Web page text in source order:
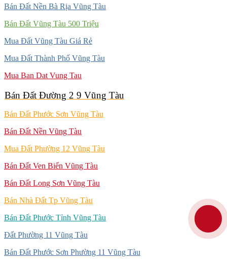
Bán Đất Nền Bà Rịa Vũng Tàu
Bán Đất Vũng Tàu 500 Triệu
Mua Đất Vũng Tàu Giá Rẻ
Mua Đất Thành Phố Vũng Tàu
Mua Ban Dat Vung Tau
Bán Đất Đường 2 9 Vũng Tàu
Bán Đất Phước Sơn Vũng Tàu
Bán Đất Nền Vũng Tàu
Mua Đất Phường 12 Vũng Tàu
Bán Đất Ven Biển Vũng Tàu
Bán Đất Long Sơn Vũng Tàu
Bán Nhà Đất Tp Vũng Tàu
Bán Đất Phước Tỉnh Vũng Tàu
Đất Phường 11 Vũng Tàu
Bán Đất Phước Sơn Phường 11 Vũng Tàu